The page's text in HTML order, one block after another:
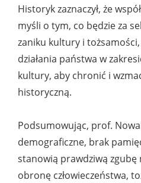
Historyk zaznaczył, że
myśli o tym, co będzie za
zaniku kultury i
działania państwa w
kultury, aby chronić i
historyczną.
Podsumowując, prof.
demograficzne, brak
stanowią prawdziwą zgubę
obronę człowieczeństwa,